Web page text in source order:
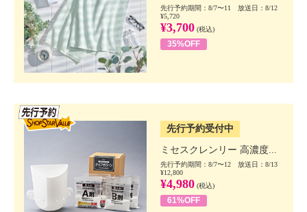
先行予約期間：8/7〜11 放送日：8/12
¥5,720
¥3,700 (税込)
35%OFF
先行予約受付中
ミセスクレンリー 高濃度...
先行予約期間：8/7〜12 放送日：8/13
¥12,800
¥4,980 (税込)
61%OFF